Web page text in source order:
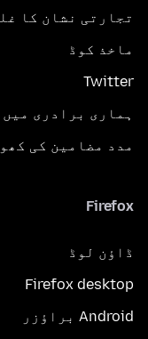
تجارتی نشان کا
ماخذ کوڈ
Twitter
ہماری برادری
مدد مضامین کی
Firefox
ڈاؤن لوڈ
Firefox desktop
Android براؤزر